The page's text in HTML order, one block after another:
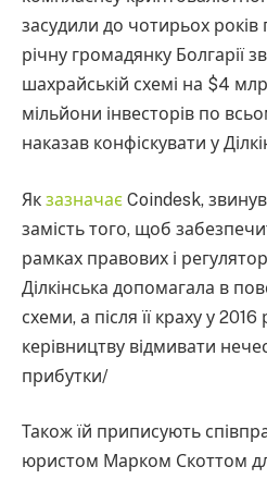
засудили до чотирьох років
річну громадянку Болгарії
шахрайській схемі на $4
мільйони інвесторів по
наказав конфіскувати у
Як зазначає Coindesk,
замість того, щоб
рамках правових і
Ділкінська допомагала в
схеми, а після її краху у
керівництву відмивати
прибутки/
Також їй приписують
юристом Марком Скоттом